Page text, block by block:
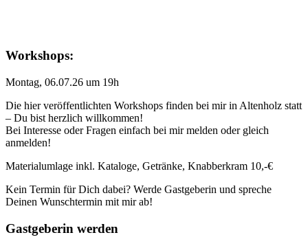
Workshops:
Montag, 06.07.26 um 19h
Die hier veröffentlichten Workshops finden bei mir in Altenholz statt
– Du bist herzlich willkommen!
Bei Interesse oder Fragen einfach bei mir melden oder gleich
anmelden!
Materialumlage inkl. Kataloge, Getränke, Knabberkram 10,-€
Kein Termin für Dich dabei? Werde Gastgeberin und spreche
Deinen Wunschtermin mit mir ab!
Gastgeberin werden